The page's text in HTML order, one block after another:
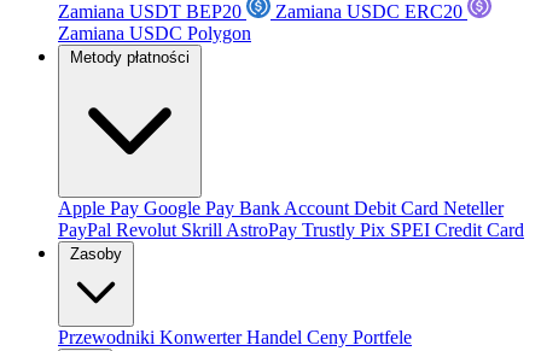
Zamiana USDT BEP20
Zamiana USDC ERC20
Zamiana USDC Polygon
Metody płatności
Apple Pay Google Pay Bank Account Debit Card Neteller
PayPal Revolut Skrill AstroPay Trustly Pix SPEI Credit Card
Zasoby
Przewodniki KonwerterHandel Ceny Portfele